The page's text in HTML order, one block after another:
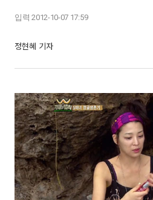
입력 2012-10-07 17:59
정현혜 기자